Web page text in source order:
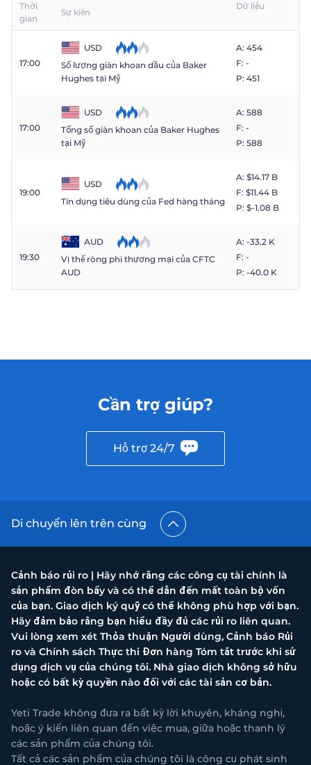
Thời
gian
Sự kiện
Dữ liệu
17:00
USD
Số lượng giàn khoan dầu của Baker
Hughes tại Mỹ
A: 454
F: -
P: 451
17:00
USD
Tổng số giàn khoan của Baker Hughes
tại Mỹ
A: 588
F: -
P: 588
19:00
USD
Tín dụng tiêu dùng của Fed hàng tháng
A: $​14.17 B
F: $​11.44 B
P: $​-1.08 B
19:30
AUD
Vị thế ròng phi thương mại của CFTC
AUD
A: -33.2 K
F: -
P: -40.0 K
Cần trợ giúp?
Hỗ trợ 24/7
Di chuyển lên trên cùng
Cảnh báo rủi ro | Hãy nhớ rằng các công cụ tài chính là
sản phẩm đòn bẩy và có thể dẫn đến mất toàn bộ vốn
của bạn. Giao dịch ký quỹ có thể không phù hợp với bạn.
Hãy đảm bảo rằng bạn hiểu đầy đủ các rủi ro liên quan.
Vui lòng xem xét Thỏa thuận Người dùng, Cảnh báo Rủi
ro và Chính sách Thực thi Đơn hàng Tóm tắt trước khi sử
dụng dịch vụ của chúng tôi. Nhà giao dịch không sở hữu
hoặc có bất kỳ quyền nào đối với các tài sản cơ bản.
Yeti Trade không đưa ra bất kỳ lời khuyên, kháng nghị,
hoặc ý kiến liên quan đến việc mua, giữa hoặc thanh lý
các sản phẩm của chúng tôi.
Tất cả các sản phẩm của chúng tôi là công cụ phát sinh